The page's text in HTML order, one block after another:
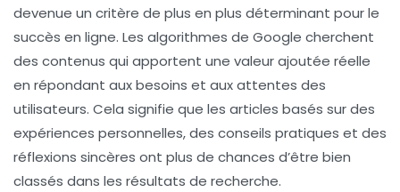
devenue un critère de plus en plus déterminant pour le
succès en ligne. Les algorithmes de Google cherchent
des contenus qui apportent une valeur ajoutée réelle
en répondant aux besoins et aux attentes des
utilisateurs. Cela signifie que les articles basés sur des
expériences personnelles, des conseils pratiques et des
réflexions sincères ont plus de chances d’être bien
classés dans les résultats de recherche.